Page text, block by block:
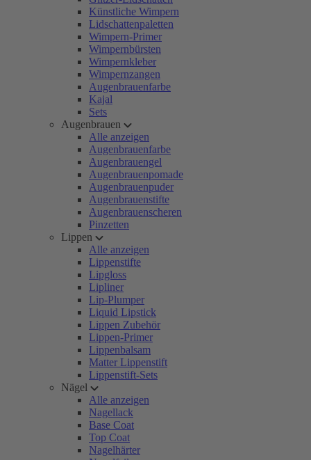
Künstliche Wimpern
Lidschattenpaletten
Wimpern-Primer
Wimpernbürsten
Wimpernkleber
Wimpernzangen
Augenbrauenfarbe
Kajal
Sets
Augenbrauen
Alle anzeigen
Augenbrauenfarbe
Augenbrauengel
Augenbrauenpomade
Augenbrauenpuder
Augenbrauenstifte
Augenbrauenscheren
Pinzetten
Lippen
Alle anzeigen
Lippenstifte
Lipgloss
Lipliner
Lip-Plumper
Liquid Lipstick
Lippen Zubehör
Lippen-Primer
Lippenbalsam
Matter Lippenstift
Lippenstift-Sets
Nägel
Alle anzeigen
Nagellack
Base Coat
Top Coat
Nagelhärter